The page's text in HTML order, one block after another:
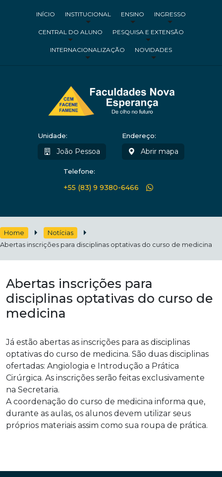
INÍCIO INSTITUCIONAL ENSINO INGRESSO
CENTRAL DO ALUNO PESQUISA E EXTENSÃO
INTERNACIONALIZAÇÃO NOVIDADES
Unidade:
João Pessoa
Endereço:
Abrir mapa
Telefone:
+55 (83) 9 9380-6466
Home
Notícias
Abertas inscrições para disciplinas optativas do curso de medicina
Abertas inscrições para
disciplinas optativas do curso de
medicina
Já estão abertas as inscrições para as disciplinas
optativas do curso de medicina. São duas disciplinas
ofertadas: Angiologia e Introdução a Prática
Cirúrgica. As inscrições serão feitas exclusivamente
na Secretaria.
A coordenação do curso de medicina informa que,
durante as aulas, os alunos devem utilizar seus
próprios materiais assim como sua roupa de prática.